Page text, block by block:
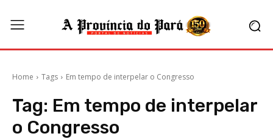
Home Tags Em tempo de interpelar o Congresso
Tag: Em tempo de interpelar
o Congresso